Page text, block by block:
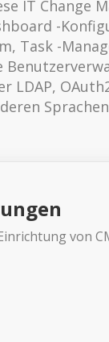
IT Change
-
Task -
LDAP,
von